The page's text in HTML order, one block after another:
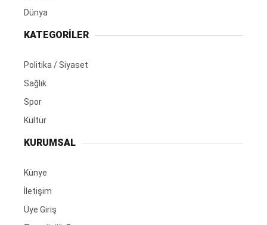
Dünya
KATEGORİLER
Politika / Siyaset
Sağlık
Spor
Kültür
KURUMSAL
Künye
İletişim
Üye Giriş